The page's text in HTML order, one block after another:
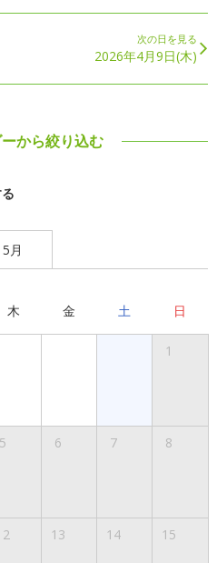
次の日を見る
2026年4月9日(木)
から絞り込む
5月
木 金 土 日
1
5 6 7 8
13 14 15